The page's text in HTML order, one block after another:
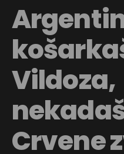
Vildoza,
Crvene